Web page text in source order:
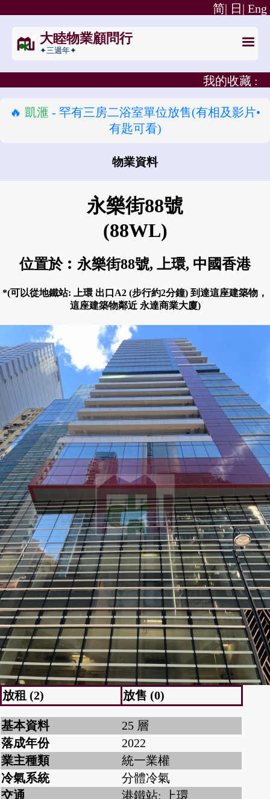
Eng
日|
简|
大睦物業顧問行
✦三週年✦
我的收藏 :
🔥 凱滙 - 罕有三房二浴室單位放售(有相及影片•
有匙可看)
物業資料
永樂街88號
(88WL)
位置於︰永樂街88號, 上環, 中國香港
*(可以從地鐵站: 上環 出口A2 (步行約2分鐘) 到達這座建築物，
這座建築物鄰近 永達商業大廈)
放租 (2) 放售 (0)
基本資料
25 層
落成年份
2022
業主種類
統一業權
冷氣系統
分體冷氣
交通
港鐵站: 上環